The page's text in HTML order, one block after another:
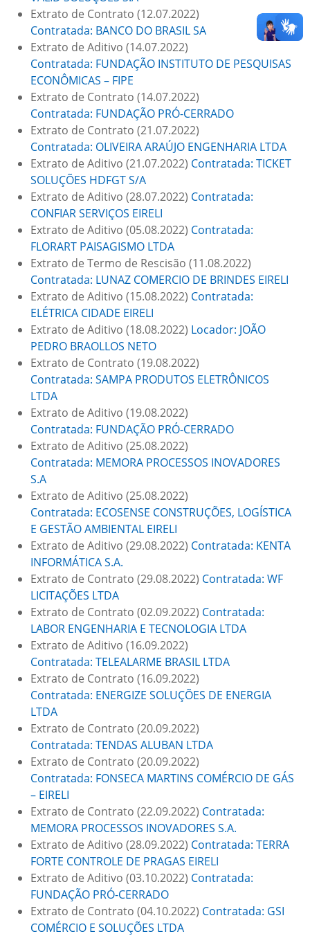
Extrato de Contrato (12.07.2022)
Contratada: BANCO DO BRASIL SA
Extrato de Aditivo (14.07.2022)
Contratada: FUNDAÇÃO INSTITUTO DE PESQUISAS
ECONÔMICAS – FIPE
Extrato de Contrato (14.07.2022)
Contratada: FUNDAÇÃO PRÓ-CERRADO
Extrato de Contrato (21.07.2022)
Contratada: OLIVEIRA ARAÚJO ENGENHARIA LTDA
Extrato de Aditivo (21.07.2022) Contratada: TICKET
SOLUÇÕES HDFGT S/A
Extrato de Aditivo (28.07.2022) Contratada:
CONFIAR SERVIÇOS EIRELI
Extrato de Aditivo (05.08.2022) Contratada:
FLORART PAISAGISMO LTDA
Extrato de Termo de Rescisão (11.08.2022)
Contratada: LUNAZ COMERCIO DE BRINDES EIRELI
Extrato de Aditivo (15.08.2022) Contratada:
ELÉTRICA CIDADE EIRELI
Extrato de Aditivo (18.08.2022) Locador: JOÃO
PEDRO BRAOLLOS NETO
Extrato de Contrato (19.08.2022)
Contratada: SAMPA PRODUTOS ELETRÔNICOS
LTDA
Extrato de Aditivo (19.08.2022)
Contratada: FUNDAÇÃO PRÓ-CERRADO
Extrato de Aditivo (25.08.2022)
Contratada: MEMORA PROCESSOS INOVADORES
S.A
Extrato de Aditivo (25.08.2022)
Contratada: ECOSENSE CONSTRUÇÕES, LOGÍSTICA
E GESTÃO AMBIENTAL EIRELI
Extrato de Aditivo (29.08.2022) Contratada: KENTA
INFORMÁTICA S.A.
Extrato de Contrato (29.08.2022) Contratada: WF
LICITAÇÕES LTDA
Extrato de Contrato (02.09.2022) Contratada:
LABOR ENGENHARIA E TECNOLOGIA LTDA
Extrato de Aditivo (16.09.2022)
Contratada: TELEALARME BRASIL LTDA
Extrato de Contrato (16.09.2022)
Contratada: ENERGIZE SOLUÇÕES DE ENERGIA
LTDA
Extrato de Contrato (20.09.2022)
Contratada: TENDAS ALUBAN LTDA
Extrato de Contrato (20.09.2022)
Contratada: FONSECA MARTINS COMÉRCIO DE GÁS
– EIRELI
Extrato de Contrato (22.09.2022) Contratada:
MEMORA PROCESSOS INOVADORES S.A.
Extrato de Aditivo (28.09.2022) Contratada: TERRA
FORTE CONTROLE DE PRAGAS EIRELI
Extrato de Aditivo (03.10.2022) Contratada:
FUNDAÇÃO PRÓ-CERRADO
Extrato de Contrato (04.10.2022) Contratada: GSI
COMÉRCIO E SOLUÇÕES LTDA